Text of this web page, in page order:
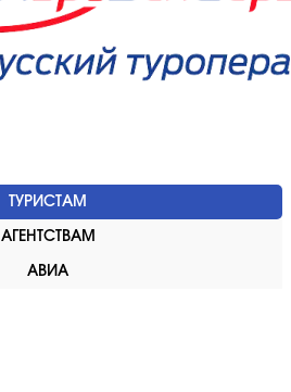
ТУРИСТАМ
АГЕНТСТВАМ
АВИА